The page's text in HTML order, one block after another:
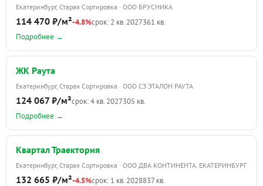
Екатеринбург, Старая Сортировка · ООО БРУСНИКА
114 470 ₽/м²-4.8%срок: 2 кв. 2027361 кв.
Подробнее →
ЖК Раута
Екатеринбург, Старая Сортировка · ООО СЗ ЭТАЛОН РАУТА
124 067 ₽/м²срок: 4 кв. 2027305 кв.
Подробнее →
Квартал Траектория
Екатеринбург, Старая Сортировка · ООО ДВА КОНТИНЕНТА. ЕКАТЕРИНБУРГ
132 665 ₽/м²-4.5%срок: 1 кв. 2028837 кв.